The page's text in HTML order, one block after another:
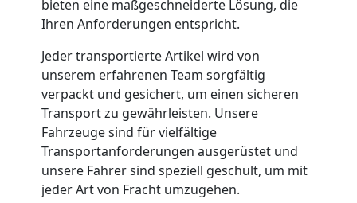
bieten eine maßgeschneiderte Lösung, die
Ihren Anforderungen entspricht.
Jeder transportierte Artikel wird von
unserem erfahrenen Team sorgfältig
verpackt und gesichert, um einen sicheren
Transport zu gewährleisten. Unsere
Fahrzeuge sind für vielfältige
Transportanforderungen ausgerüstet und
unsere Fahrer sind speziell geschult, um mit
jeder Art von Fracht umzugehen.
Möbelmontage
Leonding
Möbeltransport
Leonding